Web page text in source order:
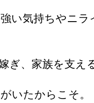
い気持ちやニ
ぎ、家族を支
いたからこそ。